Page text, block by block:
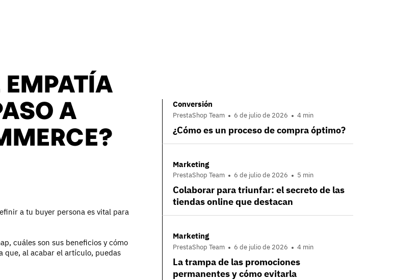
EMPATÍA
A
a tu buyer persona es vital para
cuáles son sus beneficios y cómo
que, al acabar el artículo, puedas
Conversión
PrestaShop Team 6 de julio de 2026 4 min
¿Cómo es un proceso de compra óptimo?
Marketing
PrestaShop Team 6 de julio de 2026 5 min
Colaborar para triunfar: el secreto de las
tiendas online que destacan
Marketing
PrestaShop Team 6 de julio de 2026 4 min
La trampa de las promociones
permanentes y cómo evitarla